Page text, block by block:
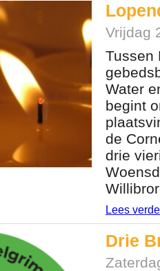
Vrijdag
Tussen
Water
begint
de
drie
Lees
Drie